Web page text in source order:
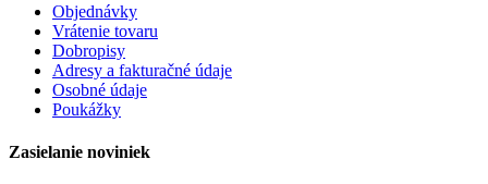
Objednávky
Vrátenie tovaru
Dobropisy
Adresy a fakturačné údaje
Osobné údaje
Poukážky
Zasielanie noviniek